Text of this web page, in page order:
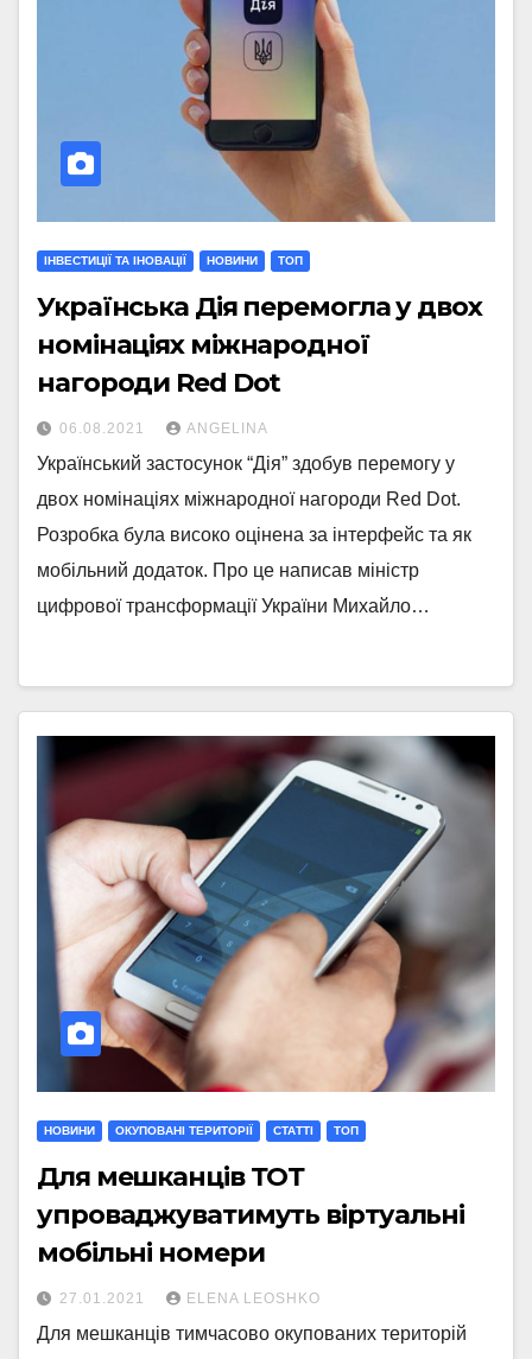
ІНВЕСТИЦІЇ ТА ІНОВАЦІЇ НОВИНИ ТОП
Українська Дія перемогла у двох
номінаціях міжнародної
нагороди Red Dot
06.08.2021 ANGELINA
Український застосунок “Дія” здобув перемогу у
двох номінаціях міжнародної нагороди Red Dot.
Розробка була високо оцінена за інтерфейс та як
мобільний додаток. Про це написав міністр
цифрової трансформації України Михайло…
НОВИНИ ОКУПОВАНІ ТЕРИТОРІЇ СТАТТI ТОП
Для мешканців ТОТ
упроваджуватимуть віртуальні
мобільні номери
27.01.2021 ELENA LEOSHKO
Для мешканців тимчасово окупованих територій